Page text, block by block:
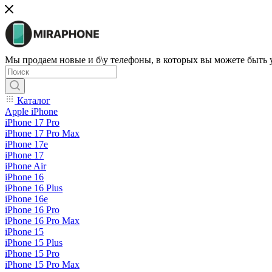
Мы продаем новые и б\у телефоны, в которых вы можете быть
Каталог
Apple iPhone
iPhone 17 Pro
iPhone 17 Pro Max
iPhone 17e
iPhone 17
iPhone Air
iPhone 16
iPhone 16 Plus
iPhone 16e
iPhone 16 Pro
iPhone 16 Pro Max
iPhone 15
iPhone 15 Plus
iPhone 15 Pro
iPhone 15 Pro Max